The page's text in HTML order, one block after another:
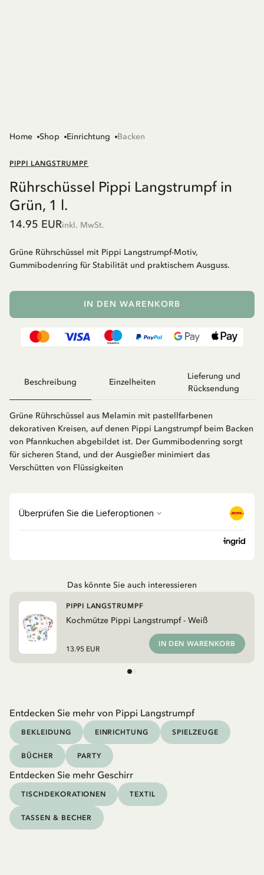
Home Shop Einrichtung Backen
PIPPI LANGSTRUMPF
Rührschüssel Pippi Langstrumpf in
Grün, 1 l.
14.95 EURinkl. MwSt.
Grüne Rührschüssel mit Pippi Langstrumpf-Motiv,
Gummibodenring für Stabilität und praktischem Ausguss.
IN DEN WARENKORB
Beschreibung Einzelheiten
Lieferung und
Rücksendung
Grüne Rührschüssel aus Melamin mit pastellfarbenen
dekorativen Kreisen, auf denen Pippi Langstrumpf beim Backen
von Pfannkuchen abgebildet ist. Der Gummibodenring sorgt
für sicheren Stand, und der Ausgießer minimiert das
Verschütten von Flüssigkeiten
Das könnte Sie auch interessieren
Kochmütze Pippi Langstrumpf - Weiß
PIPPI LANGSTRUMPF
13.95 EUR
IN DEN WARENKORB
Entdecken Sie mehr von Pippi Langstrumpf
BEKLEIDUNG EINRICHTUNG SPIELZEUGE
BÜCHER PARTY
Entdecken Sie mehr Geschirr
TISCHDEKORATIONEN TEXTIL
TASSEN & BECHER